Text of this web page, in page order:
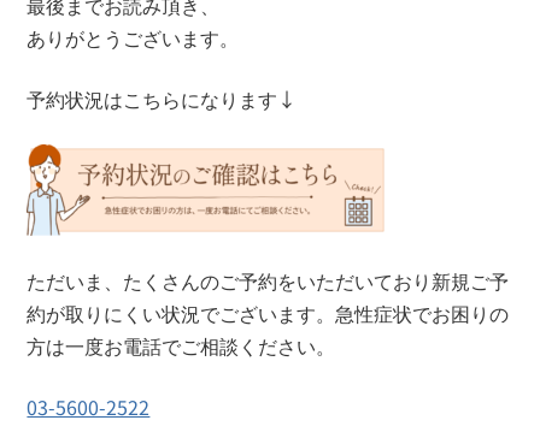
ありがとうございます。
予約状況はこちらになります↓
ただいま、たくさんのご予約をいただいており新規ご予
約が取りにくい状況でございます。急性症状でお困りの
方は一度お電話でご相談ください。
03-5600-2522